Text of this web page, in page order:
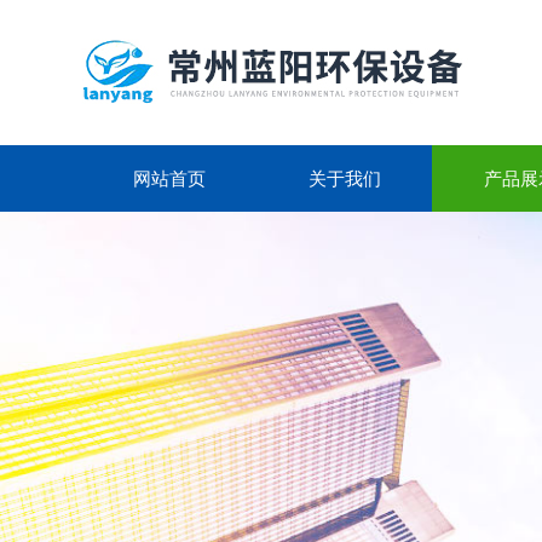
网站首页 关于我们 产品